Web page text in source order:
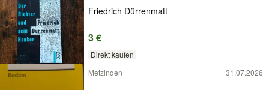
Friedrich Dürrenmatt
3 €
Direkt kaufen
Metzingen
31.07.2026